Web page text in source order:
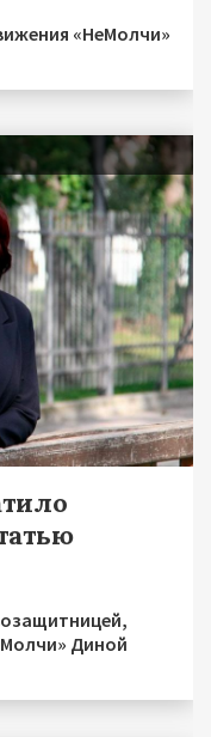
«НеМолчи»
Диной